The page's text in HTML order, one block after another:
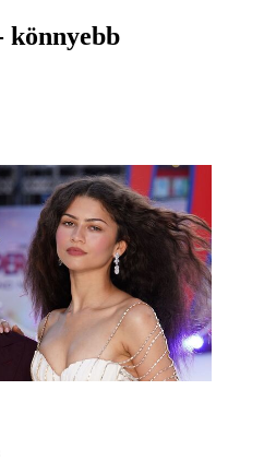
könnyebb